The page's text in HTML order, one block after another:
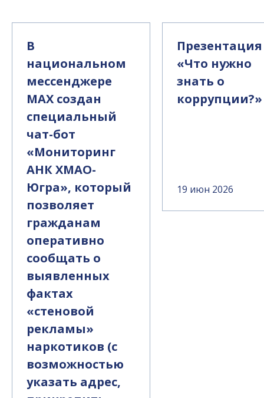
В
национальном
мессенджере
MAX создан
специальный
чат-бот
«Мониторинг
АНК ХМАО-
Югра», который
позволяет
гражданам
оперативно
сообщать о
выявленных
фактах
«стеновой
рекламы»
наркотиков (с
возможностью
указать адрес,
Презентация
«Что нужно
знать о
коррупции?»
19 июн 2026